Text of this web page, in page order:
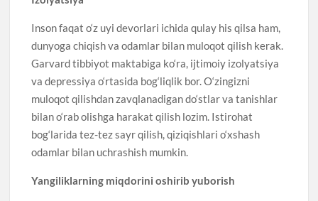
Inson faqat o‘z uyi devorlari ichida qulay his qilsa ham,
dunyoga chiqish va odamlar bilan muloqot qilish kerak.
Garvard tibbiyot maktabiga ko‘ra, ijtimoiy izolyatsiya
va depressiya o‘rtasida bog‘liqlik bor. O‘zingizni
muloqot qilishdan zavqlanadigan do‘stlar va tanishlar
bilan o‘rab olishga harakat qilish lozim. Istirohat
bog‘larida tez-tez sayr qilish, qiziqishlari o‘xshash
odamlar bilan uchrashish mumkin.
Yangiliklarning miqdorini oshirib yuborish